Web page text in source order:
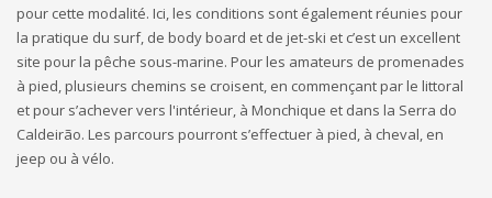
pour cette modalité. Ici, les conditions sont également réunies pour
la pratique du surf, de body board et de jet-ski et c’est un excellent
site pour la pêche sous-marine. Pour les amateurs de promenades
à pied, plusieurs chemins se croisent, en commençant par le littoral
et pour s’achever vers l'intérieur, à Monchique et dans la Serra do
Caldeirão. Les parcours pourront s’effectuer à pied, à cheval, en
jeep ou à vélo.